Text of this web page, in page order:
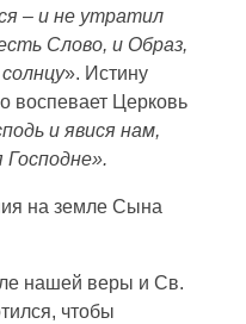
– и не утратил
Слово, и Образ,
». Истину
воспевает Церковь
и явися нам,
Господне».
на земле Сына
нашей веры и Св.
чтобы